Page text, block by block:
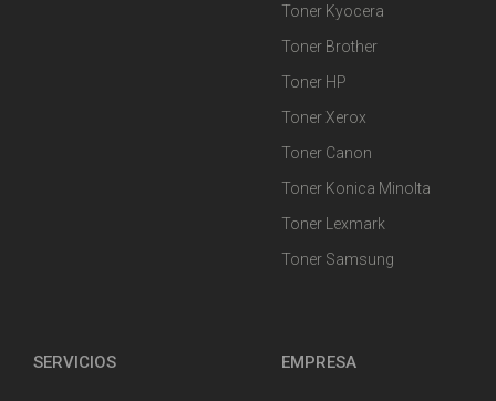
Toner Kyocera
Toner Brother
Toner HP
Toner Xerox
Toner Canon
Toner Konica Minolta
Toner Lexmark
Toner Samsung
SERVICIOS EMPRESA